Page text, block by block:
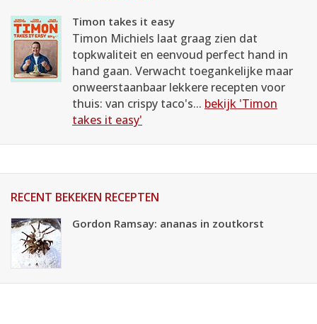
Timon takes it easy
Timon Michiels laat graag zien dat
topkwaliteit en eenvoud perfect hand in
hand gaan. Verwacht toegankelijke maar
onweerstaanbaar lekkere recepten voor
thuis: van crispy taco's... bekijk 'Timon
takes it easy'
RECENT BEKEKEN RECEPTEN
Gordon Ramsay: ananas in zoutkorst